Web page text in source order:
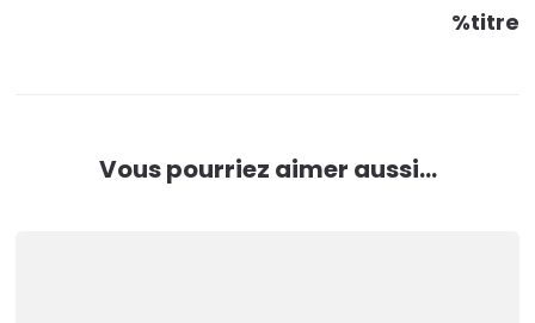
%titre
Vous pourriez aimer aussi...